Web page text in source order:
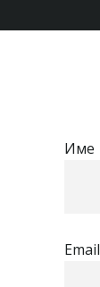
Име
Email